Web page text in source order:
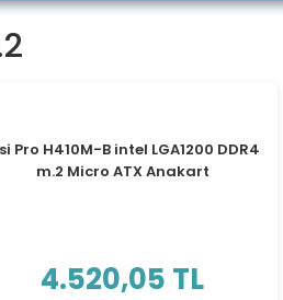
Pro H410M-B intel LGA1200 DDR4
m.2 Micro ATX Anakart
4.520,05 TL